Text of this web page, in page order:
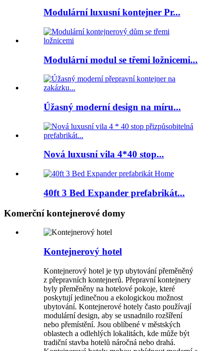
Modulární luxusní kontejner Pr...
Modulární modul se třemi ložnicemi...
Úžasný moderní design na míru...
Nová luxusní vila 4*40 stop...
40ft 3 Bed Expander prefabrikát...
Komerční kontejnerové domy
Kontejnerový hotel
Kontejnerový hotel je typ ubytování přeměněný
z přepravních kontejnerů. Přepravní kontejnery
byly přeměněny na hotelové pokoje, které
poskytují jedinečnou a ekologickou možnost
ubytování. Kontejnerové hotely často používají
modulární design, aby se usnadnilo rozšíření
nebo přemístění. Jsou oblíbené v městských
oblastech a odlehlých lokalitách, kde může být
tradiční stavba hotelů náročná nebo drahá.